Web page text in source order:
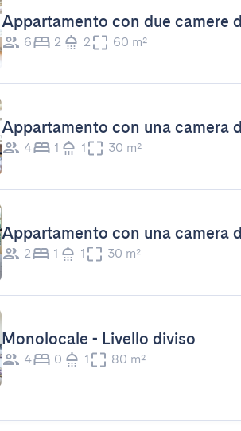
Appartamento con due camere
6 2 2 60 m²
Appartamento con una camera
4 1 1 30 m²
Appartamento con una camera
2 1 1 30 m²
Monolocale - Livello diviso
4 0 1 80 m²